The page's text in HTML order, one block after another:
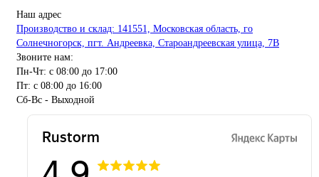
Наш адрес
Производство и склад: 141551, Московская область, го
Солнечногорск, пгт. Андреевка, Староандреевская улица, 7В
Звоните нам:
Пн-Чт: с 08:00 до 17:00
Пт: с 08:00 до 16:00
Сб-Вс - Выходной